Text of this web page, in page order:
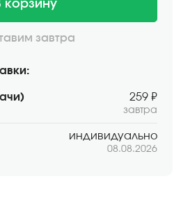
корзину
завтра
259 ₽
завтра
индивидуально
08.08.2026